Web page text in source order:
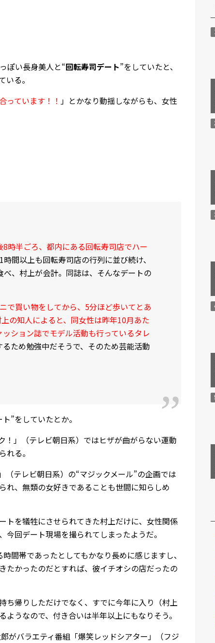
ぽい長身美人と“回転寿司デート”をしていたと、
る。
っています！！ 」とかなり動揺しながらも、女性
時半ごろ、都内にある回転寿司店でハー
時間以上も回転寿司店の行列に並び続け、
、村上が会計。同誌は、そんなデートの
で買い物をしてから、5分ほど歩いてとあ
の知人によると、同女性は昨年10月あた
ション誌でモデル活動も行っているタレ
ため勉強中だそうで、そのため芸能活動
”をしていたとか。
！」（テレビ朝日系）ではヒザが曲がらない運動
れる。
（テレビ朝日系）の“マジックメール”の企画では
れ、無類の女好きであることも世間に知らしめ
トを犠牲にさせられてきた村上だけに、女性関係
回デート現場を撮られてしまったようだ。
間帯であったとしてもかなり長めに感じますし、
たかったのだとすれば、彼イチオシの店だったの
ち帰りしただけでなく、すでに今年に入り（村上
うなので、付き合いは半年以上にもなりそう。
がバラエティ番組「爆笑レッドシアター」（フジ